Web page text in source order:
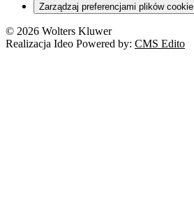
Zarządzaj preferencjami plików cookie
© 2026 Wolters Kluwer
Realizacja Ideo Powered by: CMS Edito